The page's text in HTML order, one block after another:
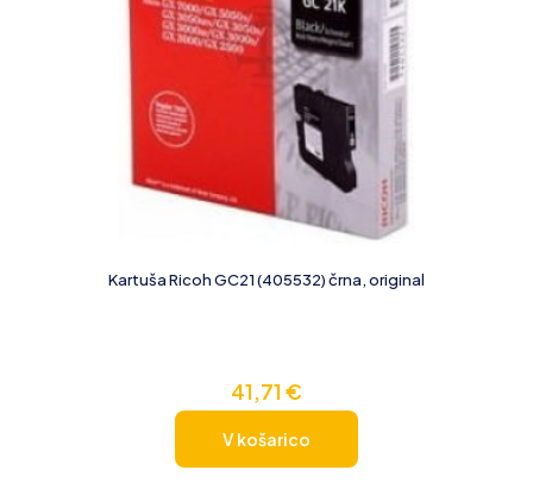
Kartuša Ricoh GC21 (405532) črna, original
41,71€
V košarico